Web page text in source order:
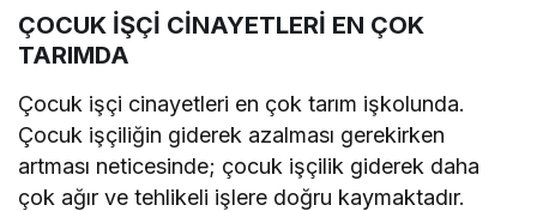
ÇOCUK İŞÇİ CİNAYETLERİ EN ÇOK
TARIMDA
Çocuk işçi cinayetleri en çok tarım işkolunda.
Çocuk işçiliğin giderek azalması gerekirken
artması neticesinde; çocuk işçilik giderek daha
çok ağır ve tehlikeli işlere doğru kaymaktadır.